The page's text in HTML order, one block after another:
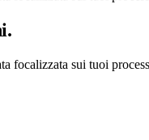
focalizzata sui tuoi